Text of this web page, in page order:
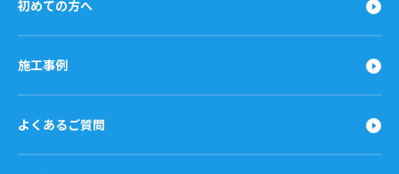
初めての方へ
施工事例
よくあるご質問